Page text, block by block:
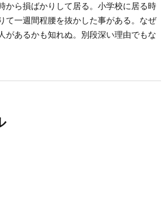
から損ばかりして居る。小学校に居る時
て一週間程腰を抜かした事がある。なぜ
があるかも知れぬ。別段深い理由でもな